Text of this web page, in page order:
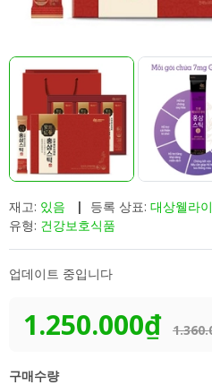
재고: 있음 | 등록 상표: 대상웰라
유형: 건강보호식품
업데이트 중입니다
1.250.000₫
구매수량